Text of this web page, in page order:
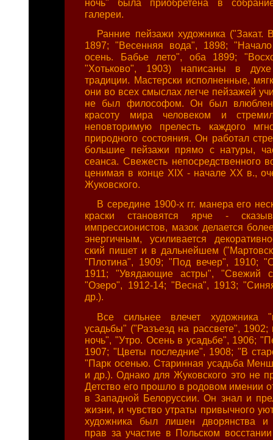
ночь" была приобретена в собрание
галереи.
Ранние пейзажи художника ("Закат.
1897; "Весенняя вода", 1898;
осень. Бабье лето", оба 1899;
"Хотьково", 1903) написаны в духе
традиции. Мастерски исполненные,
они во всех смыслах легче пейзажей
не был философом. Он был
красоту мира человеком и
неповторимую прелесть каждого
природного состояния. Он работал
большие пейзажи прямо с натуры,
сеанса. Свежесть непосредственного
ценимая в конце XIX - начале XX в.,
Жуковского.
В середине 1900-х гг. манера его
краски становятся ярче -
импрессионистов, мазок делается
энергичным, усиливается
ский пишет и в дальнейшем
"Плотина", 1909; "Под вечер", 1910;
1911; "Увядающие астры", "Свежий
"Озеро", 1912-14; "Весна", 1913;
др.).
Все сильнее влечет художника
усадьбы" ("Разъезд на рассвете", 1902;
ночь", "Утро. Осень в усадьбе", 1906;
1907; "Цветы последние", 1908; "В
"Парк осенью. Старинная усадьба
и др.). Однако для Жуковского это не
Детство его прошло в родовом имении
в Западной Белоруссии. Он знал и
жизни, и чувство утраты привычного
художника был лишен дворянства и
прав за участие в Польском